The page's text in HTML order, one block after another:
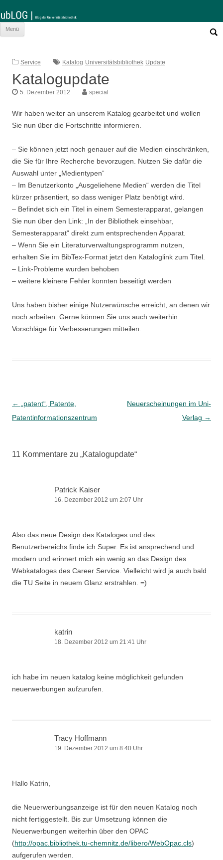
Menü
nach:
Service Katalog Universitätsbibliothek Update
Katalogupdate
5. Dezember 2012 special
Wir haben weiter an unserem Katalog gearbeitet und wollen
Sie nun über die Fortschritte informieren.
– Sie können jetzt noch genauer auf die Medien einschränken,
die Sie für Ihre Recherche bevorzugen. Nutzen Sie dafür die
Auswahl unter „Medientypen“
– Im Benutzerkonto „Ausgeliehene Medien“ werden die Titel
kürzer präsentiert, so dass weniger Platz benötigt wird.
– Befindet sich ein Titel in einem Semesterapparat, gelangen
Sie nun über den Link: „In der Bibliothek einsehbar,
Semesterapparat“ direkt zum entsprechenden Apparat.
– Wenn Sie ein Literaturverwaltungsprogramm nutzen,
erhalten Sie im BibTex-Format jetzt den Kataloglink zum Titel.
– Link-Probleme wurden behoben
– weitere kleinere Fehler konnten beseitigt werden
Uns haben bisher einige Nutzerwünsche erreicht, an denen wir
noch arbeiten. Gerne können Sie uns auch weiterhin
Vorschläge für Verbesserungen mitteilen.
Beitragsnavigation
← „patent“, Patente,
Patentinformationszentrum
Neuerscheinungen im Uni-
Verlag →
11 Kommentare zu „Katalogupdate“
Patrick Kaiser
16. Dezember 2012 um 2:07 Uhr
Also das neue Design des Kataloges und des
Benutzerbereichs finde ich Super. Es ist ansprechend und
modern und erinnert mich ein wenig an das Design des
Webkataloges des Career Service. Vielleicht wird ja auch bald
die TU Seite in neuem Glanz erstrahlen. =)
katrin
18. Dezember 2012 um 21:41 Uhr
ich habe im neuen katalog keine möglichkeit gefunden
neuerwerbungen aufzurufen.
Tracy Hoffmann
19. Dezember 2012 um 8:40 Uhr
Hallo Katrin,
die Neuerwerbungsanzeige ist für den neuen Katalog noch
nicht fertiggestellt. Bis zur Umsetzung können die
Neuerwerbungen weiterhin über den OPAC
(http://opac.bibliothek.tu-chemnitz.de/libero/WebOpac.cls)
aufgerufen werden.